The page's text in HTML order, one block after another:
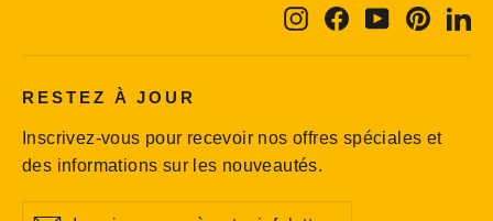
InstagramFacebook
YouTube
RESTEZ À JOUR
Inscrivez-vous pour recevoir nos offres spéciales et
des informations sur les nouveautés.